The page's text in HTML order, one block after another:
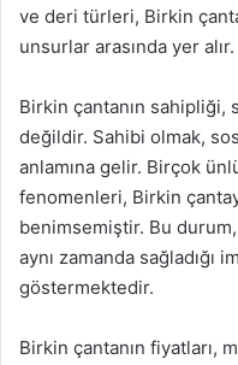
ve deri türleri, Birkin
unsurlar arasında yer alır.
Birkin çantanın sahipliği,
değildir. Sahibi olmak,
anlamına gelir. Birçok
fenomenleri, Birkin
benimsemiştir. Bu durum,
aynı zamanda sağladığı
göstermektedir.
Birkin çantanın fiyatları,